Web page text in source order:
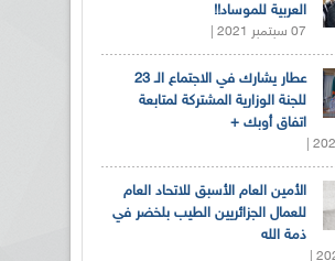
العربية للموساد!!
07 سبتمبر 2021 |
عطار يشارك في الاجتماع الـ 23
للجنة الوزارية المشتركة لمتابعة
اتفاق أوبك +
الأمين العام الأسبق للاتحاد العام
للعمال الجزائريين الطيب بلخضر في
ذمة الله